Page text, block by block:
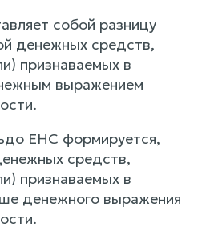
собой разницу
денежных средств,
признаваемых в
выражением
ЕНС формируется,
средств,
признаваемых в
денежного выражения